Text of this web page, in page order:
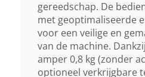
gereedschap. De
met geoptimaliseerde
voor een veilige en
van de machine.
amper 0,8 kg (zonder
optioneel verkrijgbare